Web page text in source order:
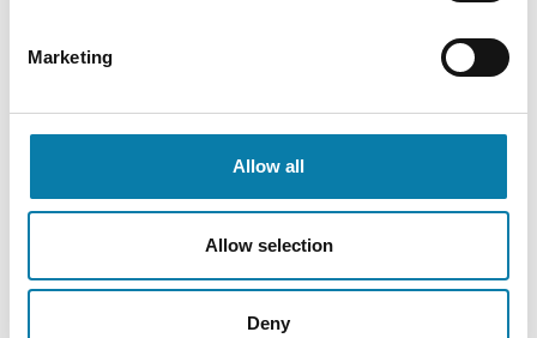
Marketing
Allow all
Allow selection
Deny
Kaupungin mainosvideot:
Kaupungin organisaatio
Alavus pähkinänkuoressa